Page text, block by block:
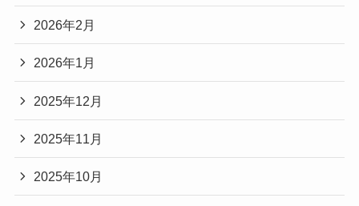
2026年2月
2026年1月
2025年12月
2025年11月
2025年10月